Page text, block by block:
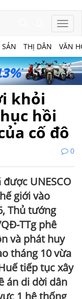
SẢN THỊ DÂN VĂN
khỏi
hồi
cố đô
0
UNESCO
giới vào
Thủ tướng
TTg phê
và phát huy
tháng 10 vừa
tiếp tục xây
án di dời dân
1 hệ thống